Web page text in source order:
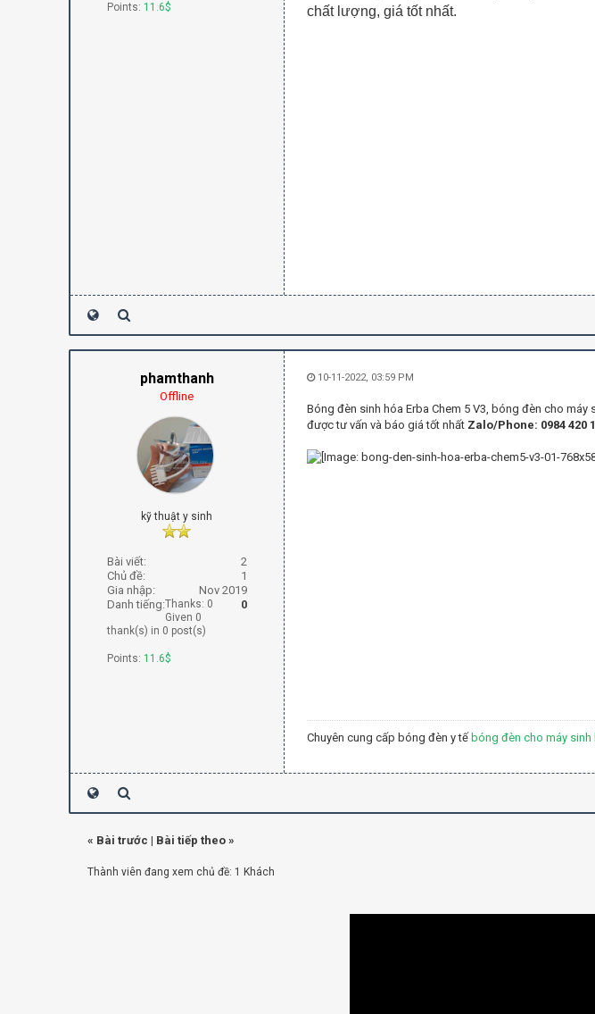
Points: 11.6$
chất lượng, giá tốt nhất.
phamthanh
Offline
kỹ thuật y sinh
Bài viết:
2
Chủ đề:
1
Gia nhập:
Nov 2019
Danh tiếng:
0
Thanks: 0
Given 0
thank(s) in 0 post(s)
Points: 11.6$
10-11-2022, 03:59 PM
Bóng đèn sinh hóa Erba Chem 5 V3, bóng đèn cho
được tư vấn và báo giá tốt nhấtZalo/Phone: 0984 420
Chuyên cung cấp bóng đèn y tế bóng đèn cho máy sinh
« Bài trước | Bài tiếp theo»
Thành viên đang xem chủ đề: 1 Khách